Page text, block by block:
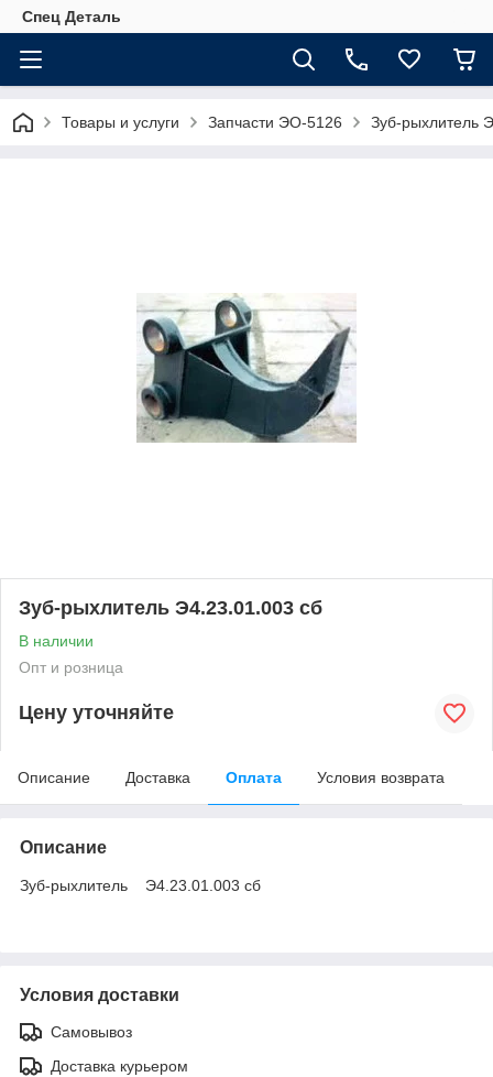
Спец Деталь
Товары и услуги Запчасти ЭО-5126 Зуб-рыхлитель
Зуб-рыхлитель Э4.23.01.003 сб
В наличии
Опт и розница
Цену уточняйте
Описание Доставка Оплата Условия возврата
Описание
Зуб-рыхлитель Э4.23.01.003 сб
Условия доставки
Самовывоз
Доставка курьером